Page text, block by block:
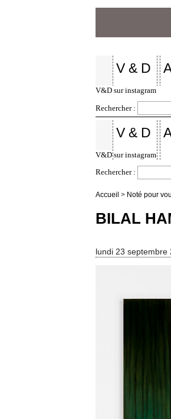
V & D
V&D sur instagram
Rechercher :
V & D
V&D sur instagram
Rechercher :
Accueil > Noté pour
BILAL
lundi 23 septembre